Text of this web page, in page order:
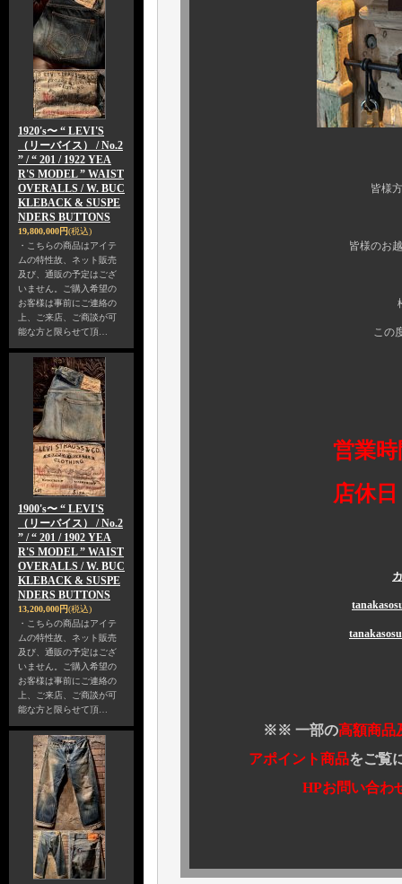
1920's〜 “ LEVI'S
（リーバイス） / No.2
” / “ 201 / 1922 YEA
R'S MODEL ” WAIST
OVERALLS / W. BUC
KLEBACK & SUSPE
NDERS BUTTONS
19,800,000円(税込)
・こちらの商品はアイテ
ムの特性故、ネット販売
及び、通販の予定はござ
いません。ご購入希望の
お客様は事前にご連絡の
上、ご来店、ご商談が可
能な方と限らせて頂…
1900's〜 “ LEVI'S
（リーバイス） / No.2
” / “ 201 / 1902 YEA
R'S MODEL ” WAIST
OVERALLS / W. BUC
KLEBACK & SUSPE
NDERS BUTTONS
13,200,000円(税込)
・こちらの商品はアイテ
ムの特性故、ネット販売
及び、通販の予定はござ
いません。ご購入希望の
お客様は事前にご連絡の
上、ご来店、ご商談が可
能な方と限らせて頂…
皆様方、是非ともご
皆様のお越しを心より
松島様、編集部
この度も誠に有難う
営業時間
店休日 火
※※ 一部の高額商品
アポイント商品をご覧
HPお問い合わせ